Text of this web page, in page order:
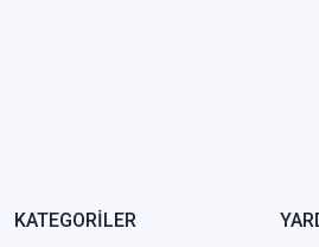
KATEGORİLER